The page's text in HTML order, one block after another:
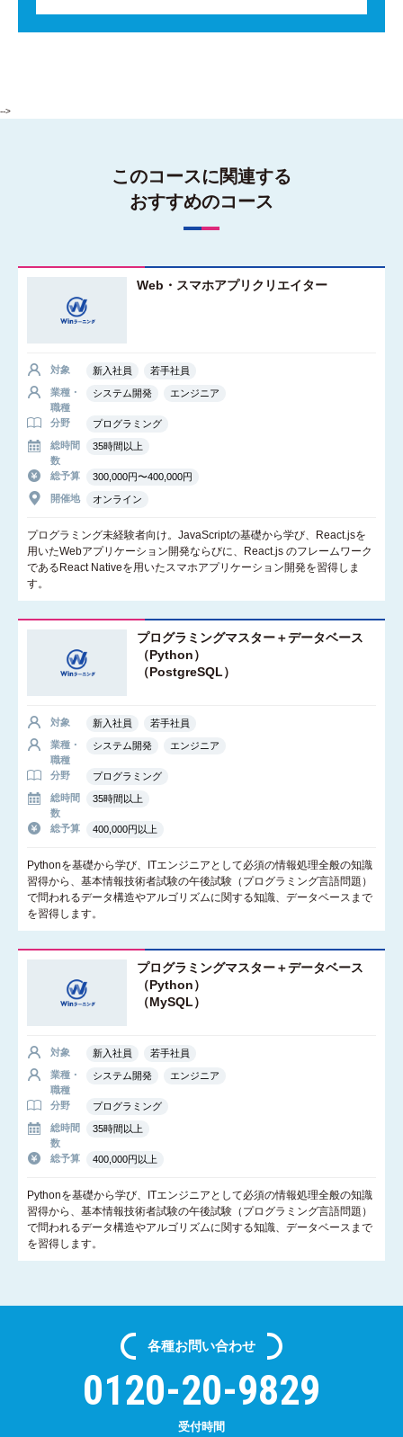
-->
このコースに関連する
おすすめのコース
Web・スマホアプリクリエイター
対象 新入社員
若手社員
業種・
職種
システム開発 エンジニア
分野
プログラミング
総時間
数
35時間以上
総予算
300,000円〜400,000円
開催地
オンライン
プログラミング未経験者向け。JavaScriptの基礎から学び、React.jsを
用いたWebアプリケーション開発ならびに、React.js のフレームワーク
であるReact Nativeを用いたスマホアプリケーション開発を習得しま
す。
プログラミングマスター＋データベース
（Python）
（PostgreSQL）
対象 新入社員
若手社員
業種・
職種
システム開発 エンジニア
分野
プログラミング
総時間
数
35時間以上
総予算 400,000円以上
Pythonを基礎から学び、ITエンジニアとして必須の情報処理全般の知識
習得から、基本情報技術者試験の午後試験（プログラミング言語問題）
で問われるデータ構造やアルゴリズムに関する知識、データベースまで
を習得します。
プログラミングマスター＋データベース
（Python）
（MySQL）
対象 新入社員
若手社員
業種・
職種
システム開発 エンジニア
分野
プログラミング
総時間
数
35時間以上
総予算 400,000円以上
Pythonを基礎から学び、ITエンジニアとして必須の情報処理全般の知識
習得から、基本情報技術者試験の午後試験（プログラミング言語問題）
で問われるデータ構造やアルゴリズムに関する知識、データベースまで
を習得します。
各種お問い合わせ
0120-20-9829
受付時間